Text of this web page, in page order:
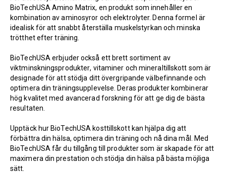
BioTechUSA Amino Matrix, en produkt som innehåller en
kombination av aminosyror och elektrolyter. Denna formel är
idealisk för att snabbt återställa muskelstyrkan och minska
trötthet efter träning.
BioTechUSA erbjuder också ett brett sortiment av
viktminskningsprodukter, vitaminer och mineraltillskott som är
designade för att stödja ditt övergripande välbefinnande och
optimera din träningsupplevelse. Deras produkter kombinerar
hög kvalitet med avancerad forskning för att ge dig de bästa
resultaten.
Upptäck hur BioTechUSA kosttillskott kan hjälpa dig att
förbättra din hälsa, optimera din träning och nå dina mål. Med
BioTechUSA får du tillgång till produkter som är skapade för att
maximera din prestation och stödja din hälsa på bästa möjliga
sätt.